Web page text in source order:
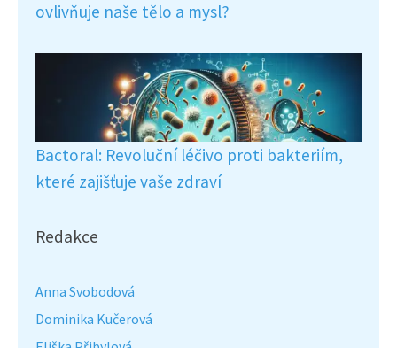
ovlivňuje naše tělo a mysl?
Bactoral: Revoluční léčivo proti bakteriím,
které zajišťuje vaše zdraví
Redakce
Anna Svobodová
Dominika Kučerová